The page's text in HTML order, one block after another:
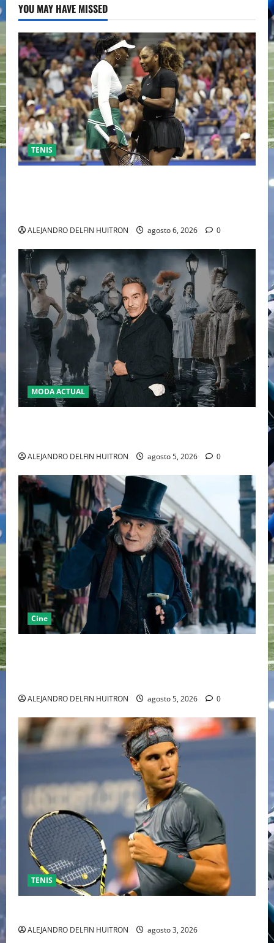
YOU MAY HAVE MISSED
TENIS
ALEJANDRO DELFIN HUITRON agosto 6, 2026 0
MODA ACTUAL
ALEJANDRO DELFIN HUITRON agosto 5, 2026 0
Cine
ALEJANDRO DELFIN HUITRON agosto 5, 2026 0
TENIS
ALEJANDRO DELFIN HUITRON agosto 3, 2026